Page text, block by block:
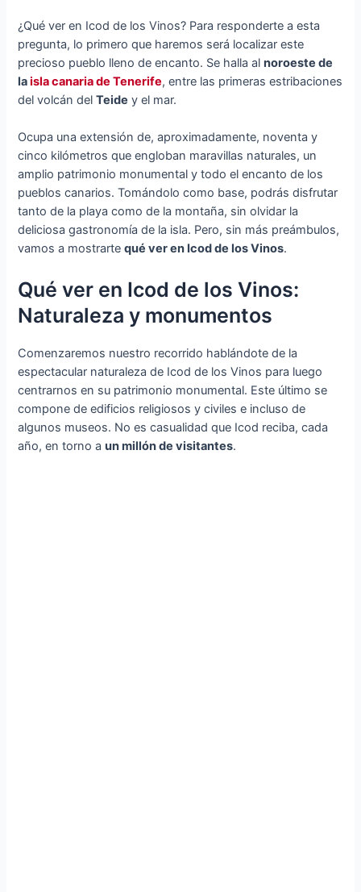
¿Qué ver en Icod de los Vinos? Para responderte a esta
pregunta, lo primero que haremos será localizar este
precioso pueblo lleno de encanto. Se halla alnoroeste de
laisla canaria de Tenerife, entre las primeras estribaciones
del volcán delTeide y el mar.
Ocupa una extensión de, aproximadamente, noventa y
cinco kilómetros que engloban maravillas naturales, un
amplio patrimonio monumental y todo el encanto de los
pueblos canarios. Tomándolo como base, podrás disfrutar
tanto de la playa como de la montaña, sin olvidar la
deliciosa gastronomía de la isla. Pero, sin más preámbulos,
vamos a mostrartequé ver en Icod de los Vinos.
Qué ver en Icod de los Vinos:
Naturaleza y monumentos
Comenzaremos nuestro recorrido hablándote de la
espectacular naturaleza de Icod de los Vinos para luego
centrarnos en su patrimonio monumental. Este último se
compone de edificios religiosos y civiles e incluso de
algunos museos. No es casualidad que Icod reciba, cada
año, en torno aun millón de visitantes.